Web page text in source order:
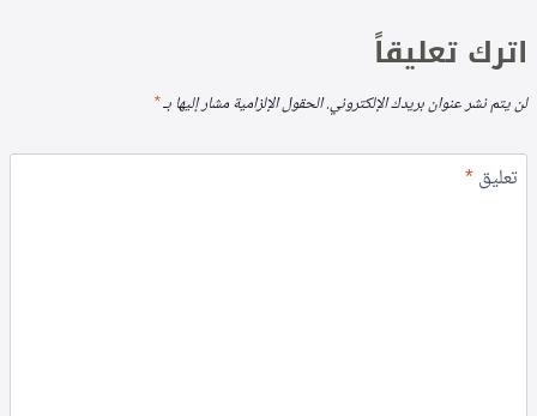
اترك تعليقاً
لن يتم نشر عنوان بريدك الإلكتروني.الحقول الإلزامية مشار إليها بـ*
تعليق*